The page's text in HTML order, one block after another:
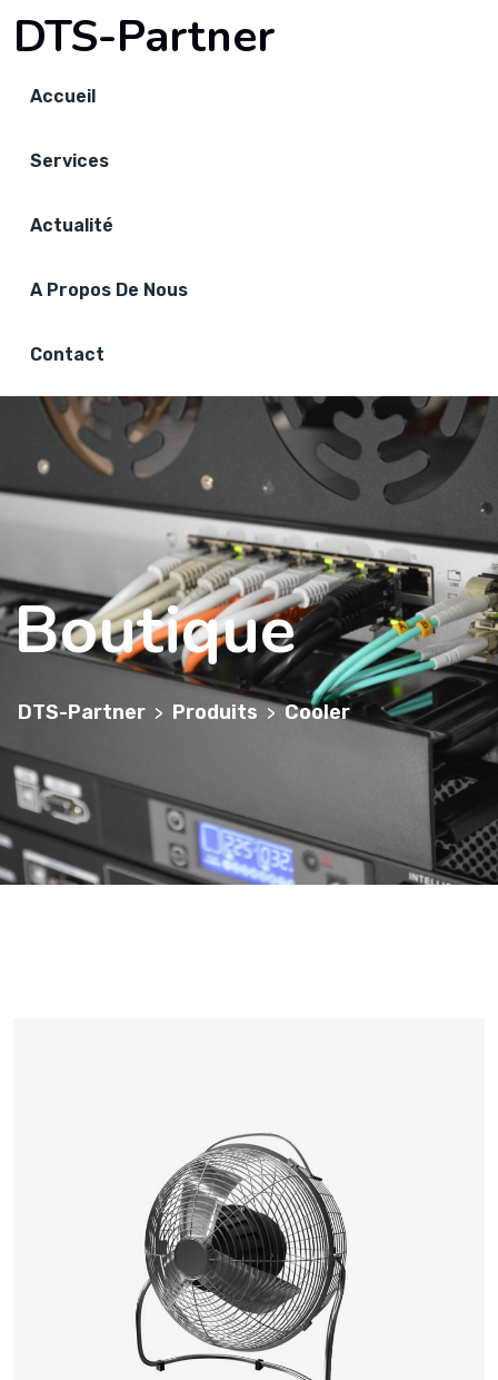
DTS-Partner
Accueil
Services
Actualité
A Propos De Nous
Contact
Boutique
DTS-Partner > Produits > Cooler